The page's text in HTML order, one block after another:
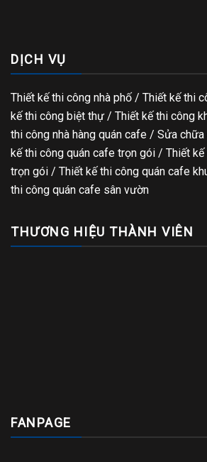
DỊCH VỤ
Thiết kế thi công nhà phố / Thiết kế thi
kế thi công biệt thự / Thiết kế thi công
thi công nhà hàng quán cafe / Sửa
kế thi công quán cafe trọn gói / Thiết kế
trọn gói / Thiết kế thi công quán cafe
thi công quán cafe sân vườn
THƯƠNG HIỆU THÀNH VIÊN
FANPAGE